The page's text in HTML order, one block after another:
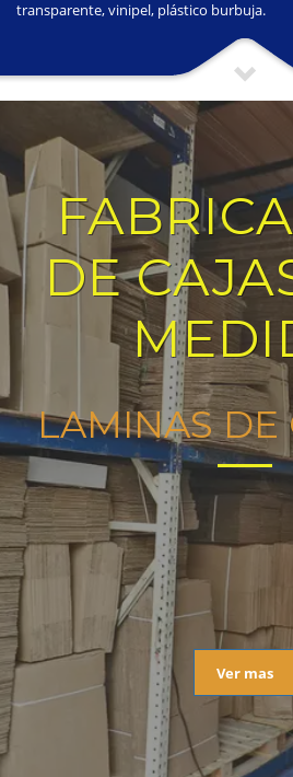
transparente, vinipel, plástico burbuja.
DE
LAMINAS DE
Ver mas